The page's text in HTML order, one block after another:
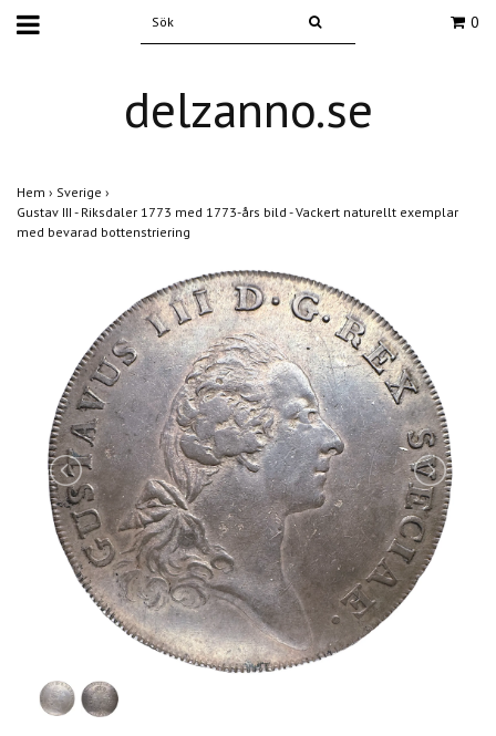
0
delzanno.se
Hem › Sverige ›
Gustav III - Riksdaler 1773 med 1773-års bild - Vackert naturellt exemplar
med bevarad bottenstriering